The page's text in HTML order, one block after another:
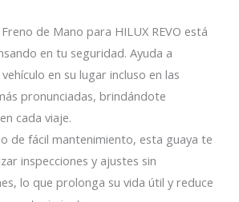
de Mano para HILUX REVO está
en tu seguridad. Ayuda a
en su lugar incluso en las
pronunciadas, brindándote
cada viaje.
de fácil mantenimiento, esta guaya te
inspecciones y ajustes sin
lo que prolonga su vida útil y reduce